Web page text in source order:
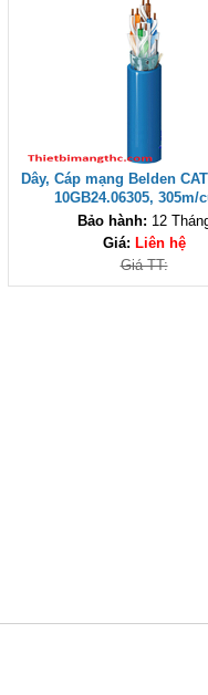
Dây, Cáp mạng Belden
10GB24.06305, 305m/
Bảo hành: 12
Giá: Liên hệ
Giá TT: